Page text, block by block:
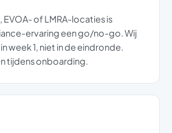
EVOA- of LMRA-locaties is
ervaring een go/no-go. Wij
week 1, niet in de eindronde.
tijdens onboarding.